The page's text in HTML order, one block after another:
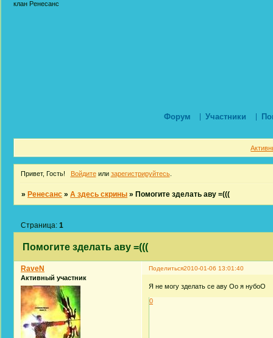
клан Ренесанс
Форум Участники
Привет, Гость! Войдитеили зарегистрируйтесь.
» Ренесанс »А здесь скрины » Помогите зделать аву =(((
Помогите зделать аву =(((
Страница:1
Поделиться2010-01-06 13:01:40
RaveN
Активный участник
Я не могу зделать се аву Оо я нубоО
0